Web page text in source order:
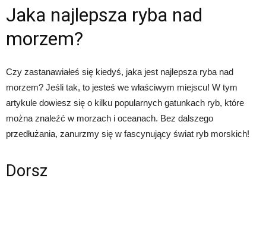
Jaka najlepsza ryba nad
morzem?
Czy zastanawiałeś się kiedyś, jaka jest najlepsza ryba nad
morzem? Jeśli tak, to jesteś we właściwym miejscu! W tym
artykule dowiesz się o kilku popularnych gatunkach ryb, które
można znaleźć w morzach i oceanach. Bez dalszego
przedłużania, zanurzmy się w fascynujący świat ryb morskich!
Dorsz